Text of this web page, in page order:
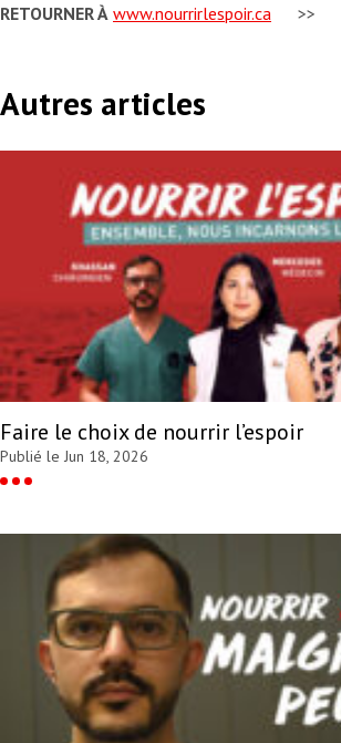
RETOURNER À www.nourrirlespoir.ca >>
Autres articles
Faire le choix de nourrir l’espoir
Publié le Jun 18, 2026